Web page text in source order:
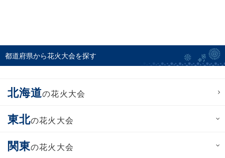
都道府県から花火大会を探す
北海道の花火大会
東北の花火大会
関東の花火大会